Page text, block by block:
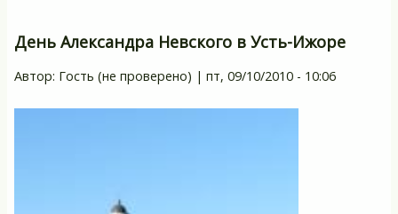
День Александра Невского в Усть-Ижоре
Автор: Гость (не проверено) | пт, 09/10/2010 - 10:06